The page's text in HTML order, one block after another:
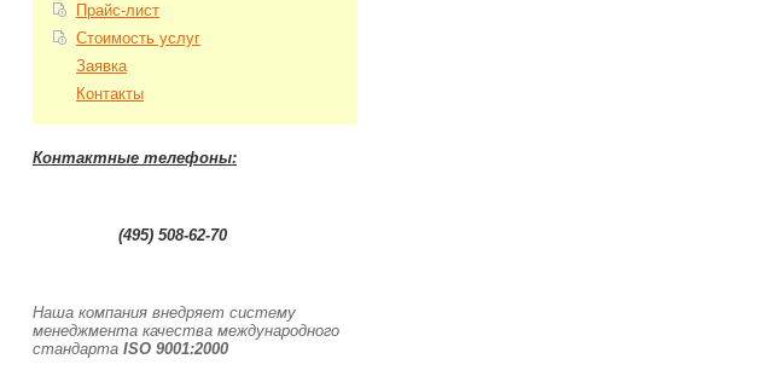
Прайс-лист
Стоимость услуг
Заявка
Контакты
Контактные телефоны:
(495) 508-62-70
Наша компания внедряет систему
менеджмента качества международного
стандарта ISO 9001:2000